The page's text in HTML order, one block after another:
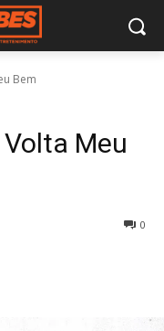
Bem
Meu
0